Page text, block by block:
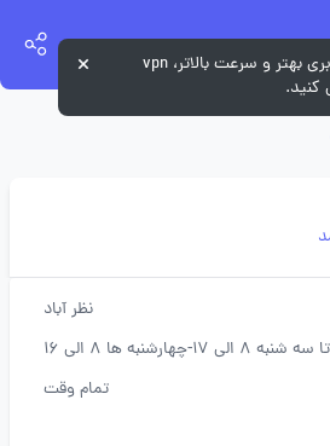
نظر آباد
الی 17-چهارشنبه ها 8 الی 16
تمام وقت
برای تجربه کاربری بهتر و سرعت بالاتر، vpn